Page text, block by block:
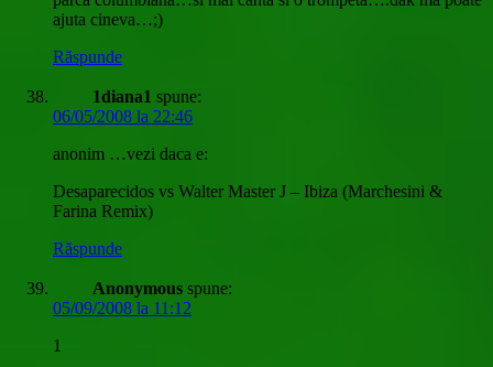
ajuta cineva…;)
Răspunde
1diana1 spune:
06/05/2008 la 22:46
anonim …vezi daca e:
Desaparecidos vs Walter Master J – Ibiza (Marchesini &
Farina Remix)
Răspunde
Anonymous spune:
05/09/2008 la 11:12
1